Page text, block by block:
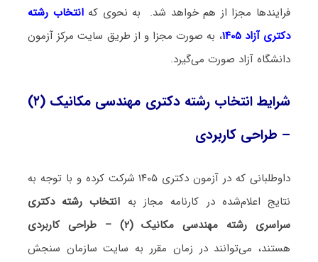
فرایندها مجزا از هم خواهد شد. به نحوی که انتخاب رشته
دکتری آزاد ۱۴۰۵
، به صورت مجزا و از طریق سایت مرکز آزمون
دانشگاه آزاد صورت می‌گیرد.
شرایط انتخاب رشته دکتری مهندسی مکانیک (۲)
– طراحی کاربردی
داوطلبانی که در آزمون دکتری ۱۴۰۵ شرکت کرده و با توجه به
نتایج اعلام‌شده در کارنامه مجاز به انتخاب رشته دکتری
سراسری رشته مهندسی مکانیک (۲) – طراحی کاربردی
هستند، می‌توانند در زمان مقرر به سایت سازمان سنجش